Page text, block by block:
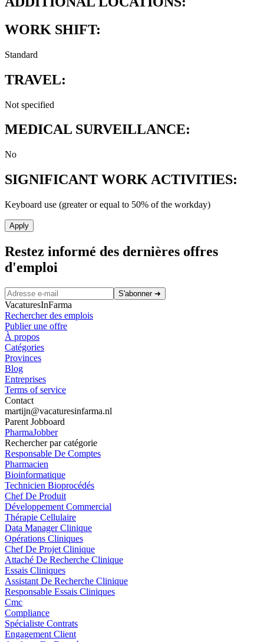
WORK SHIFT:
Standard
TRAVEL:
Not specified
MEDICAL SURVEILLANCE:
No
SIGNIFICANT WORK ACTIVITIES:
Keyboard use (greater or equal to 50% of the workday)
Apply
Restez informé des dernières offres
d'emploi
S'abonner ➜
VacaturesInFarma
Rechercher des emplois
Publier une offre
À propos
Catégories
Provinces
Blog
Entreprises
Terms of service
Contact
martijn@vacaturesinfarma.nl
Parent Jobboard
PharmaJobber
Rechercher par catégorie
Responsable De Comptes
Pharmacien
Bioinformatique
Technicien Bioprocédés
Chef De Produit
Développement Commercial
Thérapie Cellulaire
Data Manager Clinique
Opérations Cliniques
Chef De Projet Clinique
Attaché De Recherche Clinique
Essais Cliniques
Assistant De Recherche Clinique
Responsable Essais Cliniques
Cmc
Compliance
Spécialiste Contrats
Engagement Client